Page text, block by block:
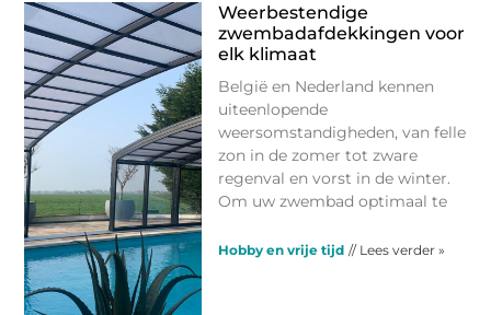
Weerbestendige
zwembadafdekkingen voor
elk klimaat
België en Nederland kennen
uiteenlopende
weersomstandigheden, van felle
zon in de zomer tot zware
regenval en vorst in de winter.
Om uw zwembad optimaal te
Hobby en vrije tijd // Lees verder »